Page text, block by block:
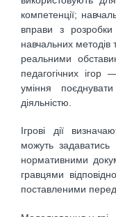
компетенції;
вправи з
навчальних методів
реальними
педагогічних ігор
уміння
діяльністю.
Ігрові дії
можуть
нормативними
гравцями
поставленими